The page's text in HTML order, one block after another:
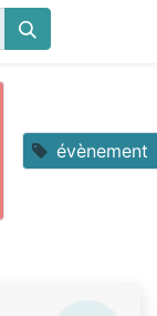
évènement